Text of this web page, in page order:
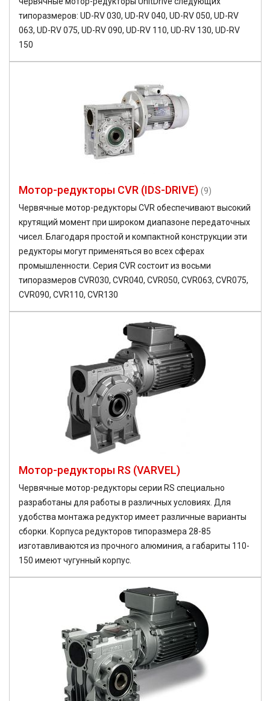
типоразмеров: UD-RV 030, UD-RV 040, UD-RV 050, UD-RV
063, UD-RV 075, UD-RV 090, UD-RV 110, UD-RV 130, UD-RV
150
Мотор-редукторы CVR (IDS-DRIVE) (9)
Червячные мотор-редукторы CVR обеспечивают высокий
крутящий момент при широком диапазоне передаточных
чисел. Благодаря простой и компактной конструкции эти
редукторы могут применяться во всех сферах
промышленности. Серия CVR состоит из восьми
типоразмеров CVR030, CVR040, CVR050, CVR063, CVR075,
CVR090, CVR110, CVR130
Мотор-редукторы RS (VARVEL)
Червячные мотор-редукторы серии RS специально
разработаны для работы в различных условиях. Для
удобства монтажа редуктор имеет различные варианты
сборки. Корпуса редукторов типоразмера 28-85
изготавливаются из прочного алюминия, а габариты 110-
150 имеют чугунный корпус.